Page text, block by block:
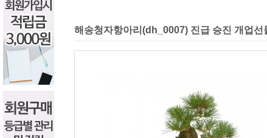
해송청자항아리(dh_0007) 진급 승진 개업선